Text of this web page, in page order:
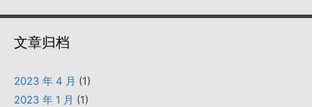
文章归档
2023 年 4 月 (1)
2023 年 1 月 (1)